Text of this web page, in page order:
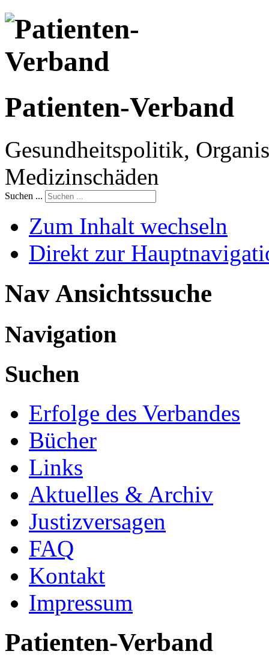
Patienten-Verband
Gesundheitspolitik,
Medizinschäden
Suchen ...
Zum Inhalt wechseln
Direkt zur
Nav Ansichtssuche
Navigation
Suchen
Erfolge des Verbandes
Bücher
Links
Aktuelles & Archiv
Justizversagen
FAQ
Kontakt
Impressum
Patienten-Verband